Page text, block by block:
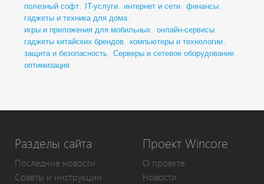
полезный софт, IT-услуги, интернет и сети, финансы,
гаджеты и техника для дома,
игры и приложения для мобильных , онлайн-сервисы,
гаджеты китайских брендов, компьютеры и технологии,
защита и безопасность, Серверы и сетевое оборудование,
оптимизация
Разделы сайта
Последние новости
Советы и инструкции
Проект Wincore
О проекте
Новости